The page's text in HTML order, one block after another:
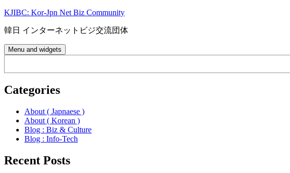
Skip
content
KJIBC: Kor-Jpn Net Biz Community
韓日 インターネットビジ交流団体
Menu and widgets
Categories
About ( Japnaese )
About ( Korean )
Blog : Biz & Culture
Blog : Info-Tech
Recent Posts